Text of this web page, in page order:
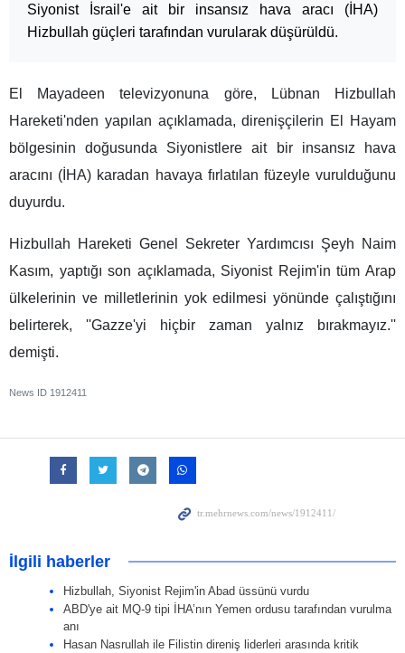
Siyonist İsrail'e ait bir insansız hava aracı (İHA)
Hizbullah güçleri tarafından vurularak düşürüldü.
El Mayadeen televizyonuna göre, Lübnan Hizbullah
Hareketi'nden yapılan açıklamada, direnişçilerin El Hayam
bölgesinin doğusunda Siyonistlere ait bir insansız hava
aracını (İHA) karadan havaya fırlatılan füzeyle vurulduğunu
duyurdu.
Hizbullah Hareketi Genel Sekreter Yardımcısı Şeyh Naim
Kasım, yaptığı son açıklamada, Siyonist Rejim'in tüm Arap
ülkelerinin ve milletlerinin yok edilmesi yönünde çalıştığını
belirterek, ''Gazze'yi hiçbir zaman yalnız bırakmayız.''
demişti.
News ID 1912411
İlgili haberler
Hizbullah, Siyonist Rejim'in Abad üssünü vurdu
ABD'ye ait MQ-9 tipi İHA’nın Yemen ordusu tarafından vurulma
anı
Hasan Nasrullah ile Filistin direniş liderleri arasında kritik